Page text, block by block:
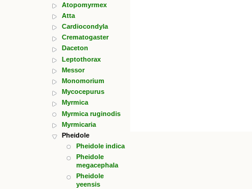
Atopomyrmex
Atta
Cardiocondyla
Crematogaster
Daceton
Leptothorax
Messor
Monomorium
Mycocepurus
Myrmica
Myrmica ruginodis
Myrmicaria
Pheidole
Pheidole indica
Pheidole
megacephala
Pheidole
yeensis